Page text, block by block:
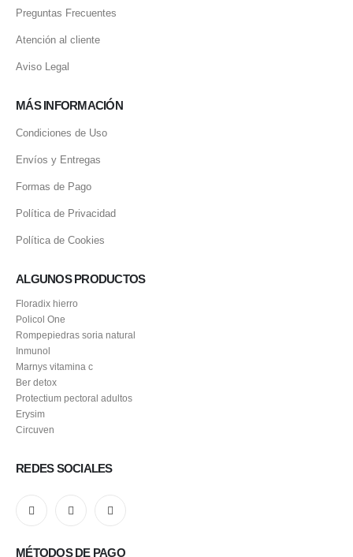
Preguntas Frecuentes
Atención al cliente
Aviso Legal
MÁS INFORMACIÓN
Condiciones de Uso
Envíos y Entregas
Formas de Pago
Política de Privacidad
Política de Cookies
ALGUNOS PRODUCTOS
Floradix hierro
Policol One
Rompepiedras soria natural
Inmunol
Marnys vitamina c
Ber detox
Protectium pectoral adultos
Erysim
Circuven
REDES SOCIALES
MÉTODOS DE PAGO